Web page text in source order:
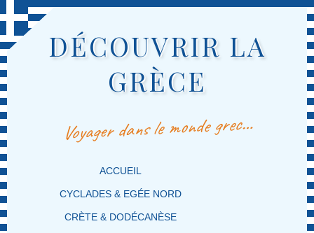
DÉCOUVRIR LA
GRÈCE
Voyager dans le monde grec…
MENU PRINCIPAL
MASQUER LA NAVIGATION PRINCIPALE
MASQUER LA NAVIGATION SECONDAIRE
ACCUEIL
CYCLADES & EGÉE NORD
CRÈTE & DODÉCANÈSE